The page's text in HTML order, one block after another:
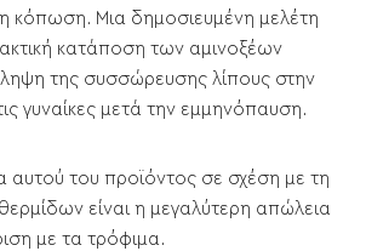
κόπωση. Μια δημοσιευμένη μελέτη
κατάποση των αμινοξέων
της συσσώρευσης λίπους στην
γυναίκες μετά την εμμηνόπαυση.
αυτού του προϊόντος σε σχέση με τη
είναι η μεγαλύτερη απώλεια
με τα τρόφιμα.